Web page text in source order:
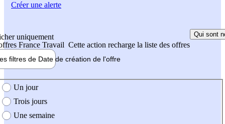
uniquement
France Travail Cette action recharge la liste des offres
Qui sont
filtres de Date de création de l'offre
création de l'offre
Un jour
Trois jours
Une semaine
Créer une alerte